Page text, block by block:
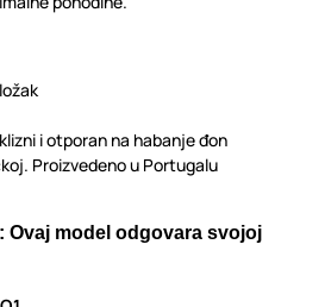
i otporan na habanje đon
Proizvedeno u Portugalu
Ovaj model odgovara svojoj